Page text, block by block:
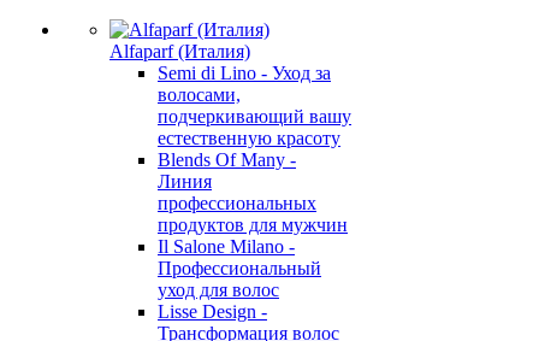
Alfaparf (Италия)
Semi di Lino - Уход за
волосами,
подчеркивающий вашу
естественную красоту
Blends Of Many -
Линия
профессиональных
продуктов для мужчин
Il Salone Milano -
Профессиональный
уход для волос
Lisse Design -
Трансформация волос